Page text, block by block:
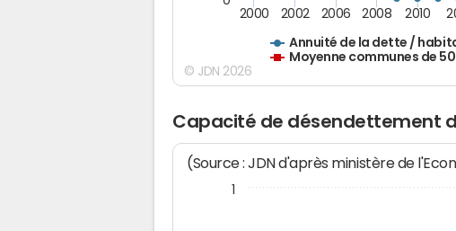
Annuité de la dette /
Moyenne communes de
2000 2002 2006 2008 2010
© JDN 2026
Capacité de désendettement
(Source : JDN d'après ministère de
1